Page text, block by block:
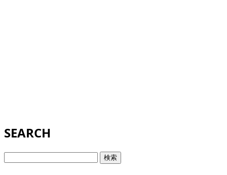
SEARCH
検